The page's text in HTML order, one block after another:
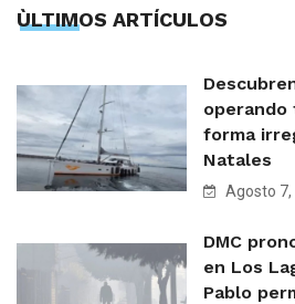
ÙLTIMOS ARTÍCULOS
operando
forma
Natales
Agosto 7,
DMC
en Los
Pablo